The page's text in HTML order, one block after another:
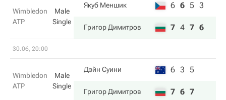
Wimbledon
ATP
Male
Single
Якуб Меншик 6 6 5 3
Григор Димитров 7 4 7 6
30.06, 20:00
Wimbledon
ATP
Male
Single
Дэйн Суини 6 3 5
Григор Димитров 7 6 7